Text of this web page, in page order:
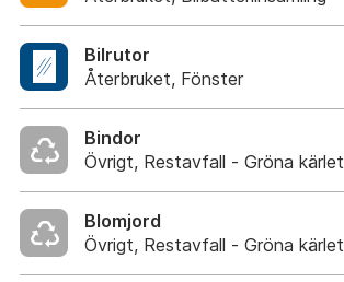
Bilrutor
Återbruket, Fönster
Bindor
Övrigt, Restavfall - Gröna kärlet
Blomjord
Övrigt, Restavfall - Gröna kärlet